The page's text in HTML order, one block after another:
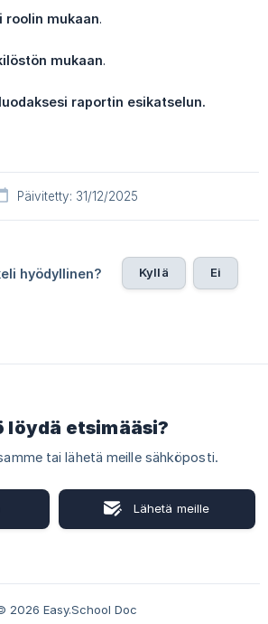
roolin mukaan.
mukaan.
raportin esikatselun.
Päivitetty: 31/12/2025
hyödyllinen? Kyllä Ei
löydä etsimääsi?
tai lähetä meille sähköposti.
Lähetä meille
2026 Easy.School Doc